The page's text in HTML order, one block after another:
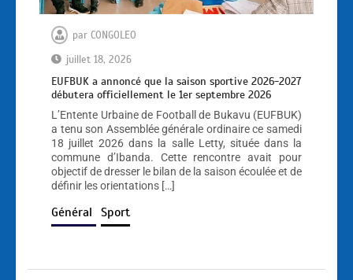
par CONGOLEO
juillet 18, 2026
EUFBUK a annoncé que la saison sportive 2026-2027
débutera officiellement le 1er septembre 2026
L’Entente Urbaine de Football de Bukavu (EUFBUK)
a tenu son Assemblée générale ordinaire ce samedi
18 juillet 2026 dans la salle Letty, située dans la
commune d’Ibanda. Cette rencontre avait pour
objectif de dresser le bilan de la saison écoulée et de
définir les orientations […]
Général Sport